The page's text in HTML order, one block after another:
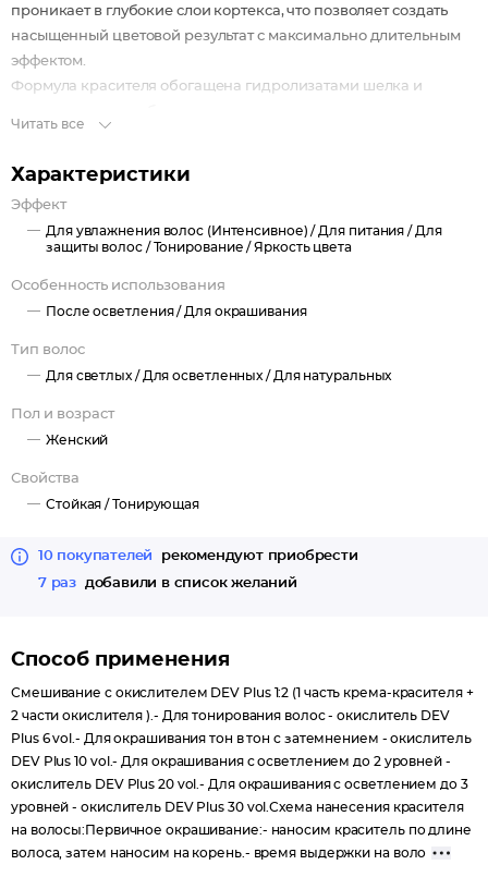
проникает в глубокие слои кортекса, что позволяет создать
насыщенный цветовой результат с максимально длительным
эффектом.
Формула красителя обогащена гидролизатами шелка и
Барбаденсиса, провитамина B5 и гидрогенизированного
кокосового масла обеспечивают дополнительное увлажнение,
защиту волос и кожи головы во время окрашивания.
окрашивания волос:
- тонирование осветленных и натуральных волос, стойкое
качество ингредиентов Soft Color by Baco обеспечивают
бережное окрашивание и превосходный результат.
Нумерология цвета:
нюанс основного оттенка.
Читать все
Характеристики
Эффект
Для увлажнения волос (Интенсивное) / Для питания / Для
защиты волос /Тонирование /Яркость цвета
Особенность использования
После осветления / Для окрашивания
Тип волос
Для светлых / Для осветленных / Для натуральных
Пол и возраст
Женский
Свойства
Стойкая /Тонирующая
10 покупателей
рекомендуют приобрести
7 раз
добавили в список желаний
Способ применения
Смешивание с окислителем DEV Plus 1:2 (1 часть крема-красителя +
2 части окислителя ).- Для тонирования волос - окислитель DEV
Plus 6 vol.- Для окрашивания тон в тон с затемнением - окислитель
DEV Plus 10 vol.- Для окрашивания с осветлением до 2 уровней -
окислитель DEV Plus 20 vol.- Для окрашивания с осветлением до 3
уровней - окислитель DEV Plus 30 vol.Схема нанесения красителя
на волосы:Первичное окрашивание:- наносим краситель по длине
волоса, затем наносим на корень.- время выдержки на воло